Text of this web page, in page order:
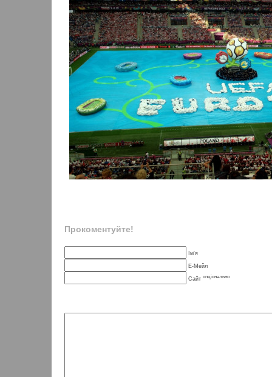
Прокоментуйте!
Ім'я
Е-Мейл
Сайт опціонально